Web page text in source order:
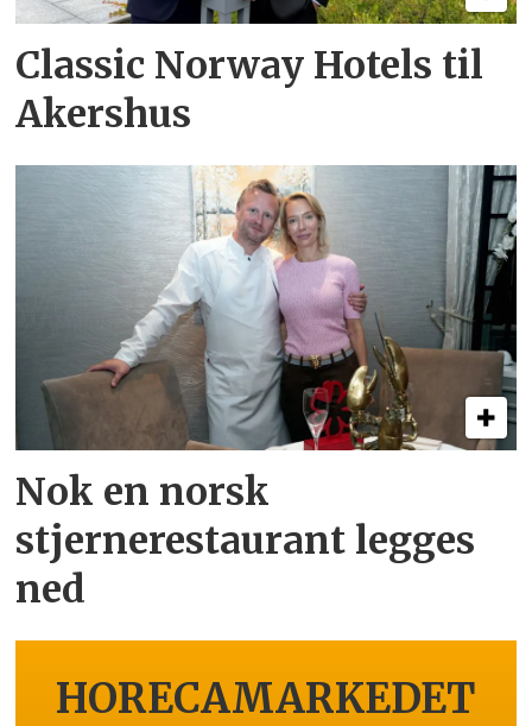
Classic Norway Hotels til
Akershus
Nok en norsk
stjernerestaurant legges
ned
HORECAMARKEDET